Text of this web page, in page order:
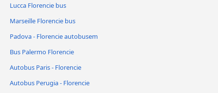
Lucca Florencie bus
Marseille Florencie bus
Padova - Florencie autobusem
Bus Palermo Florencie
Autobus Paris - Florencie
Autobus Perugia - Florencie